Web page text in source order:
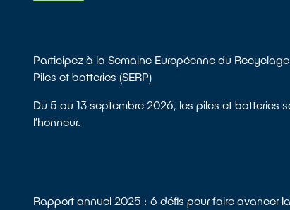
Participez à la Semaine Européenne du
Piles et batteries (SERP)
Du 5 au 13 septembre 2026, les piles et batteries
l’honneur.
Rapport annuel 2025 : 6 défis pour faire avancer la